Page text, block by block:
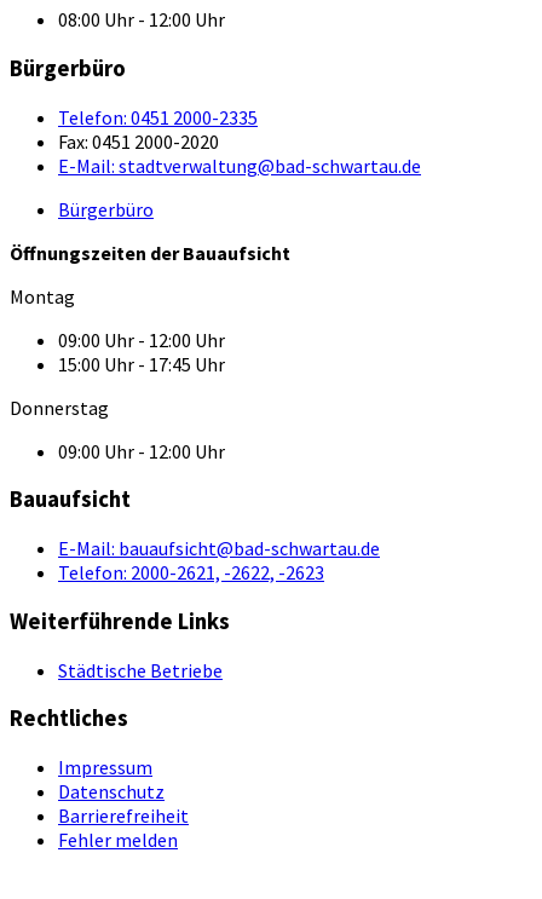
08:00 Uhr - 12:00 Uhr
Bürgerbüro
Telefon: 0451 2000-2335
Fax: 0451 2000-2020
E-Mail: stadtverwaltung@bad-schwartau.de
Bürgerbüro
Öffnungszeiten der Bauaufsicht
Montag
09:00 Uhr - 12:00 Uhr
15:00 Uhr - 17:45 Uhr
Donnerstag
09:00 Uhr - 12:00 Uhr
Bauaufsicht
E-Mail: bauaufsicht@bad-schwartau.de
Telefon: 2000-2621, -2622, -2623
Weiterführende Links
Städtische Betriebe
Rechtliches
Impressum
Datenschutz
Barrierefreiheit
Fehler melden